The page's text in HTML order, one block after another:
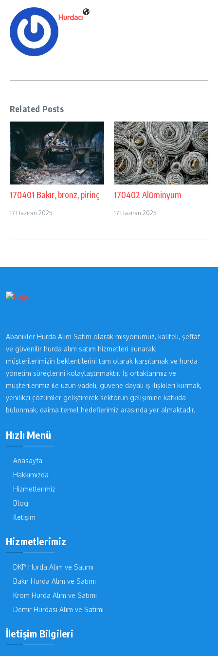
Hurdacı
Related Posts
170401 Bakır, bronz, pirinç
17 Haziran 2025
170402 Alüminyum
17 Haziran 2025
Abanikler Hurda Alım Satım olarak misyonumuz, kaliteli, şeffaf
ve güvenilir hurda alım satım hizmetleri sunarak,
müşterilerimizin beklentilerini tam olarak karşılamak ve hurda
yönetim süreçlerini kolaylaştırmaktır. İş ortaklarımız ve
müşterilerimiz ile uzun vadeli, güvene dayalı iş ilişkileri kurmak,
yenilikçi çözümler geliştirerek sektörün gelişimine katkıda
bulunmak, daima temel hedeflerimiz arasında yer almaktadır.
Hızlı Menü
Anasayfa
Hakkımızda
Hizmetlerimiz
Blog
İletişim
Hizmetlerimiz
DKP Hurda Alım ve Satımı
Bakır Hurda Alım ve Satımı
Krom Hurda Alım ve Satımı
Demir Hurdası Alım ve Satımı
İletişim Bilgileri